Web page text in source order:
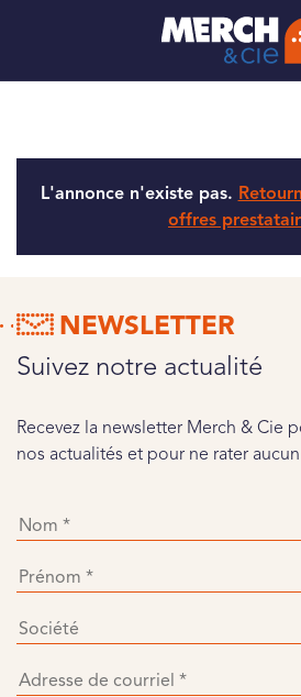
L'annonce n'existe pas.
offres
NEWSLETTER
Suivez notre actualité
Recevez la newsletter Merch & Cie
nos actualités et pour ne rater
Panneau de gestion des cookies